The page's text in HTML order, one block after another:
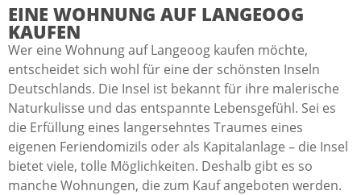
EINE WOHNUNG AUF LANGEOOG
KAUFEN
Wer eine Wohnung auf Langeoog kaufen möchte,
entscheidet sich wohl für eine der schönsten Inseln
Deutschlands. Die Insel ist bekannt für ihre malerische
Naturkulisse und das entspannte Lebensgefühl. Sei es
die Erfüllung eines langersehntes Traumes eines
eigenen Feriendomizils oder als Kapitalanlage – die Insel
bietet viele, tolle Möglichkeiten. Deshalb gibt es so
manche Wohnungen, die zum Kauf angeboten werden.